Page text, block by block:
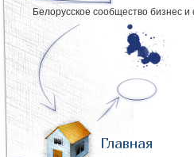
Белорусское сообщество бизнес
Главная